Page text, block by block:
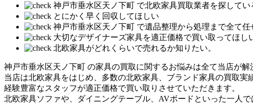
神戸市垂水区天ノ下町 で北欧家具買取業者を探してい
とにかく早く回収してほしい
神戸市垂水区天ノ下町 で遺品整理から処理まで全て任
大切なデザイナーズ家具を適正価格で買い取ってほし
北欧家具がどれくらいで売れるか知りたい。
神戸市垂水区天ノ下町 の家具の買取に関するお悩みは全て当店が解
当店は北欧家具をはじめ、多数の北欧家具、ブランド家具の買取実
経験豊富なスタッフが適正価格で買い取りさせていただきます。
北欧家具ソファや、ダイニングテーブル、AVボードといった一人